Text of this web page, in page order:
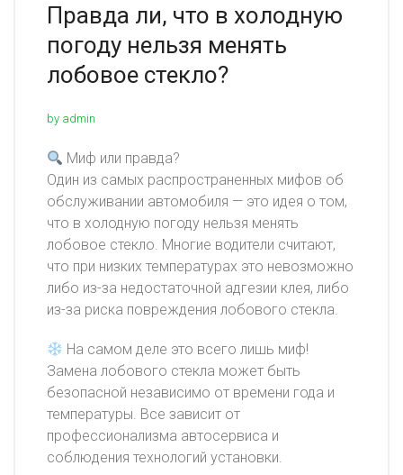
Правда ли, что в холодную
погоду нельзя менять
лобовое стекло?
by admin
Миф или правда?
Один из самых распространенных мифов об
обслуживании автомобиля — это идея о том,
что в холодную погоду нельзя менять
лобовое стекло. Многие водители считают,
что при низких температурах это невозможно
либо из-за недостаточной адгезии клея, либо
из-за риска повреждения лобового стекла.
На самом деле это всего лишь миф!
Замена лобового стекла может быть
безопасной независимо от времени года и
температуры. Все зависит от
профессионализма автосервиса и
соблюдения технологий установки.